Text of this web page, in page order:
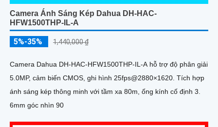
Camera Ánh Sáng Kép Dahua DH-HAC-
HFW1500THP-IL-A
5%-35% 1,440,000 ₫
Camera Dahua DH-HAC-HFW1500THP-IL-A hỗ trợ độ phân giải
5.0MP, cảm biến CMOS, ghi hình 25fps@2880×1620. Tích hợp
ánh sáng kép thông minh với tầm xa 80m, ống kính cố định 3.
6mm góc nhìn 90